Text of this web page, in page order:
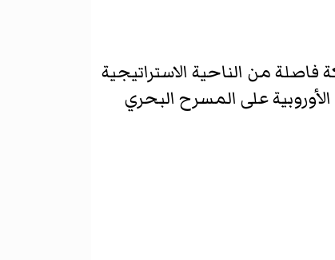
فاصلة من الناحية الاستراتيجية
على المسرح البحري